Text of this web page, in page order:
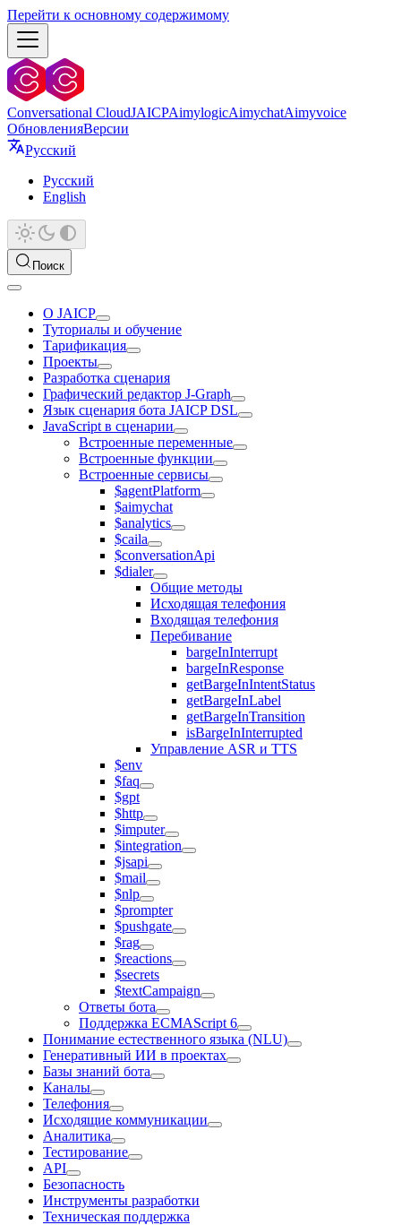
Перейти к основному содержимому
Conversational CloudJAICPAimylogicAimychatAimyvoice
ОбновленияВерсии
Русский
Русский
English
Поиск
О JAICP
Туториалы и обучение
Тарификация
Проекты
Разработка сценария
Графический редактор J‑Graph
Язык сценария бота JAICP DSL
JavaScript в сценарии
Встроенные переменные
Встроенные функции
Встроенные сервисы
$agentPlatform
$aimychat
$analytics
$caila
$conversationApi
$dialer
Общие методы
Исходящая телефония
Входящая телефония
Перебивание
bargeInInterrupt
bargeInResponse
getBargeInIntentStatus
getBargeInLabel
getBargeInTransition
isBargeInInterrupted
Управление ASR и TTS
$env
$faq
$gpt
$http
$imputer
$integration
$jsapi
$mail
$nlp
$prompter
$pushgate
$rag
$reactions
$secrets
$textCampaign
Ответы бота
Поддержка ECMAScript 6
Понимание естественного языка (NLU)
Генеративный ИИ в проектах
Базы знаний бота
Каналы
Телефония
Исходящие коммуникации
Аналитика
Тестирование
API
Безопасность
Инструменты разработки
Техническая поддержка